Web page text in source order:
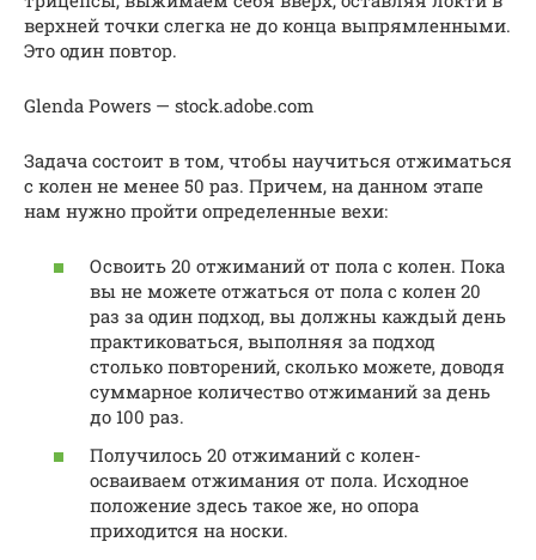
верхней точки слегка не до конца выпрямленными.
Это один повтор.
Glenda Powers — stock.adobe.com
Задача состоит в том, чтобы научиться отжиматься
с колен не менее 50 раз. Причем, на данном этапе
нам нужно пройти определенные вехи:
Освоить 20 отжиманий от пола с колен. Пока
вы не можете отжаться от пола с колен 20
раз за один подход, вы должны каждый день
практиковаться, выполняя за подход
столько повторений, сколько можете, доводя
суммарное количество отжиманий за день
до 100 раз.
Получилось 20 отжиманий с колен-
осваиваем отжимания от пола. Исходное
положение здесь такое же, но опора
приходится на носки.